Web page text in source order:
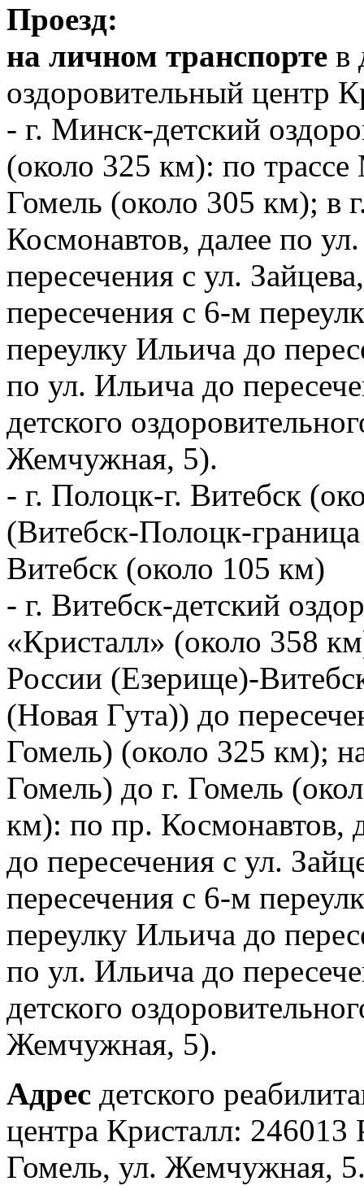
Проезд:
на личном транспорте в
оздоровительный центр
- г. Минск-детский
(около 325 км): по
Гомель (около 305 км); в
Космонавтов, далее по
пересечения с ул.
пересечения с 6-м
переулку Ильича до
по ул. Ильича до
детского
Жемчужная, 5).
- г. Полоцк-г. Витебск
(Витебск-Полоцк-
Витебск (около 105 км)
- г. Витебск-детский
«Кристалл» (около 358
России (Езерище)-
(Новая Гута)) до
Гомель) (около 325 км);
Гомель) до г. Гомель
км): по пр. Космонавтов,
до пересечения с ул.
пересечения с 6-м
переулку Ильича до
по ул. Ильича до
детского
Жемчужная, 5).
Адрес детского
центра Кристалл: 246013
Гомель, ул. Жемчужная,